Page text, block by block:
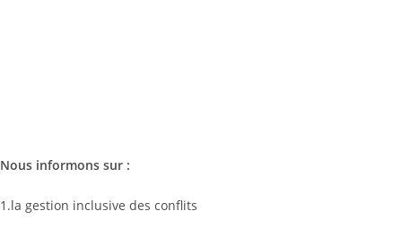
Nous informons sur :
1.la gestion inclusive des conflits